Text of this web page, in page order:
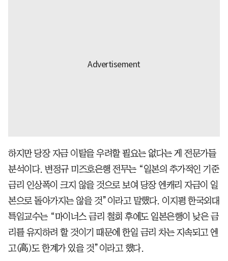
하지만 당장 자금 이탈을 우려할 필요는 없다는 게 전문가들
분석이다. 변정규 미즈호은행 전무는 “일본의 추가적인 기준
금리 인상폭이 크지 않을 것으로 보여 당장 엔캐리 자금이 일
본으로 돌아가지는 않을 것”이라고 말했다. 이지평 한국외대
특임교수는 “마이너스 금리 철회 후에도 일본은행이 낮은 금
리를 유지하려 할 것이기 때문에 한일 금리 차는 지속되고 엔
고(高)도 한계가 있을 것”이라고 했다.